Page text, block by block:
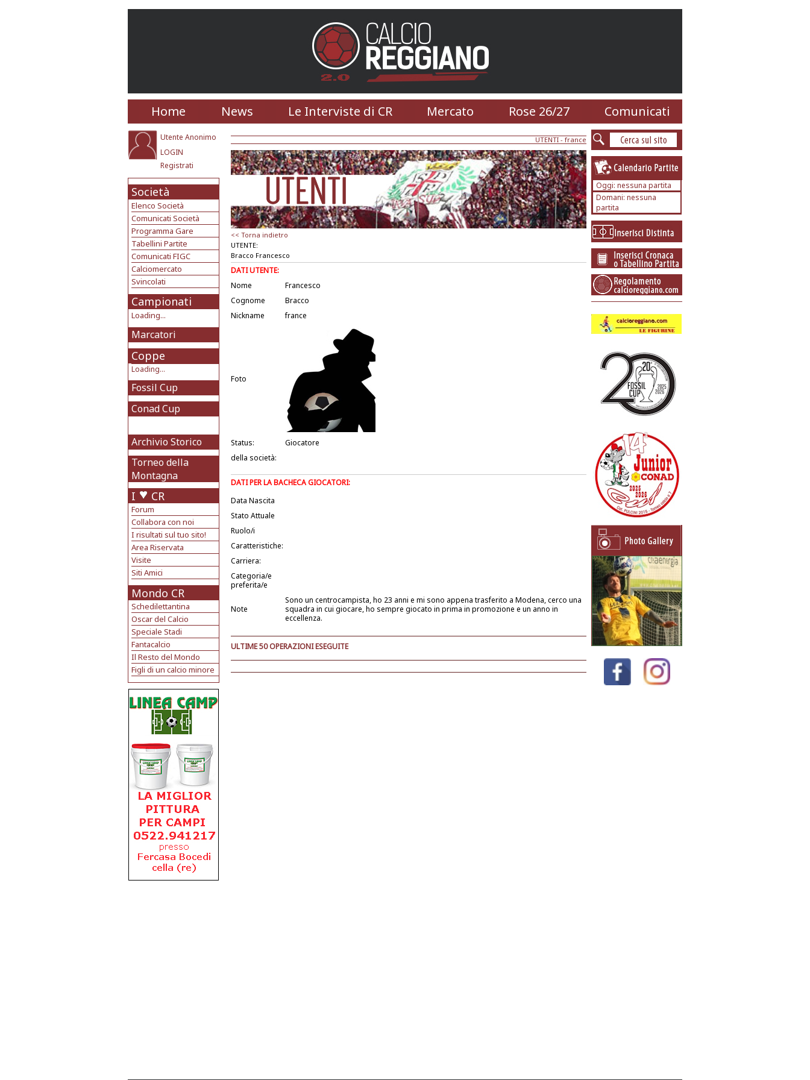
Home News Le Interviste di CR Mercato Rose 26/27 Comunicati
Utente Anonimo
LOGIN
Registrati
Società
Elenco Società
Comunicati Società
Programma Gare
Tabellini Partite
Comunicati FIGC
Calciomercato
Svincolati
Campionati
Loading...
Marcatori
Coppe
Loading...
Fossil Cup
Conad Cup
Archivio Storico
Torneo della
Montagna
I CR
Forum
Collabora con noi
I risultati sul tuo sito!
Area Riservata
Visite
Siti Amici
Mondo CR
Schedilettantina
Oscar del Calcio
Speciale Stadi
Fantacalcio
Il Resto del Mondo
Figli di un calcio minore
UTENTI - france
<< Torna indietro
UTENTE:
Bracco Francesco
DATI UTENTE:
Nome
Francesco
Cognome
Bracco
Nickname
france
Foto
Status:
Giocatore
della società:
DATI PER LA BACHECA GIOCATORI:
Data Nascita
Stato Attuale
Ruolo/i
Caratteristiche:
Carriera:
Categoria/e
preferita/e
Note
Sono un centrocampista, ho 23 anni e mi sono appena trasferito a Modena, cerco una
squadra in cui giocare, ho sempre giocato in prima in promozione e un anno in
eccellenza.
ULTIME 50 OPERAZIONI ESEGUITE
Oggi: nessuna partita
Domani: nessuna
partita